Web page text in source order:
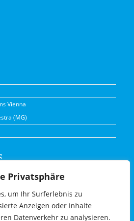
Privatsphäre
um Ihr Surferlebnis zu
Anzeigen oder Inhalte
Datenverkehr zu analysieren.
Vienna
(MG)